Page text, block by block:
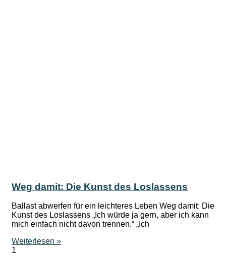
Weg damit: Die Kunst des Loslassens
Ballast abwerfen für ein leichteres Leben Weg damit: Die
Kunst des Loslassens „Ich würde ja gern, aber ich kann
mich einfach nicht davon trennen.“ „Ich
Weiterlesen »